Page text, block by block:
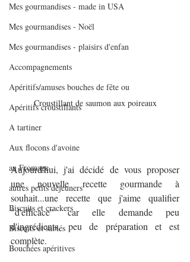
Mes gourmandises - made in USA
Mes gourmandises - Noël
Mes gourmandises - plaisirs d'enfan
Accompagnements
Apéritifs/amuses bouches de fête ou
Apéritifs croustillants
A tartiner
Aux flocons d'avoine
au Fromage
autres petits déjeuners
Biscuits et crackers
Biscuits et sablés
Bouchées apéritives
Croustillant de saumon aux poireaux
Aujourd'hui, j'ai décidé de vous proposer
une nouvelle recette gourmande à
souhait...une recette que j'aime qualifier
"d'efficace" car elle demande peu
d'ingrédients, peu de préparation et est
complète.